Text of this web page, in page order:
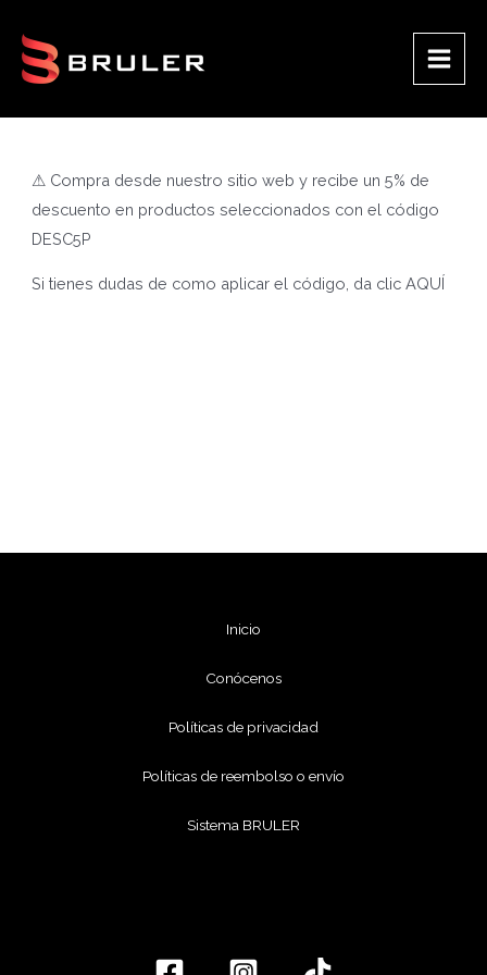
contenido
Main
⚠ Compra desde nuestro sitio web y recibe un 5% de
descuento en productos seleccionados con el código
DESC5P
Si tienes dudas de como aplicar el código, da clicAQUÍ
Inicio
Conócenos
Políticas de privacidad
Políticas de reembolso o envío
Sistema BRULER